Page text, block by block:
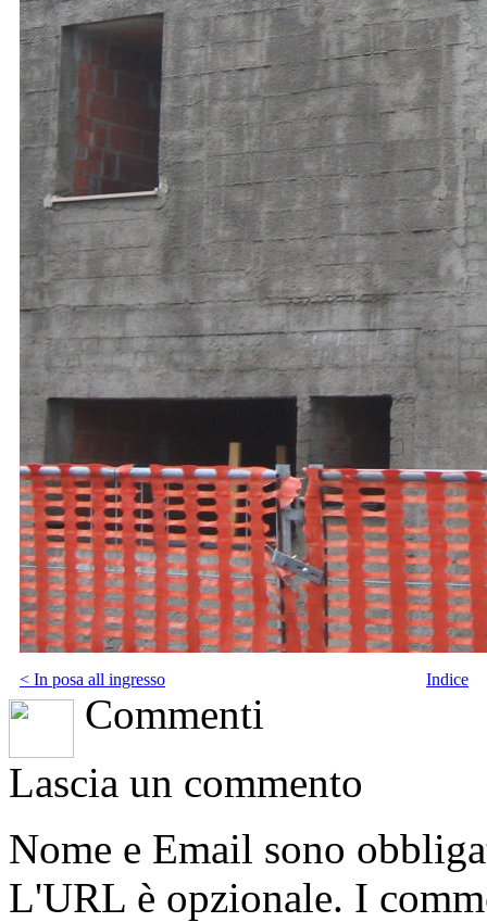
< In posa all ingresso Indice
Commenti
Lascia un commento
Nome e Email sono
L'URL è opzionale. I